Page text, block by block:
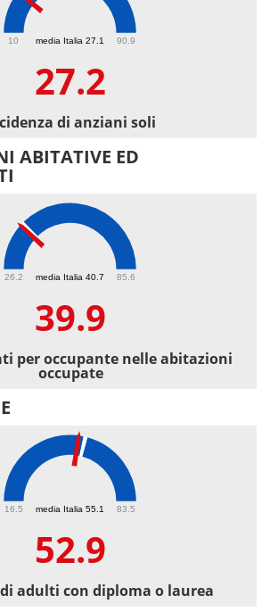
media Italia 27.1
10 90.9
27.2
di anziani soli
ABITATIVE ED
media Italia 40.7
26.2 85.6
39.9
per occupante nelle abitazioni
occupate
media Italia 55.1
16.5 83.5
52.9
adulti con diploma o laurea